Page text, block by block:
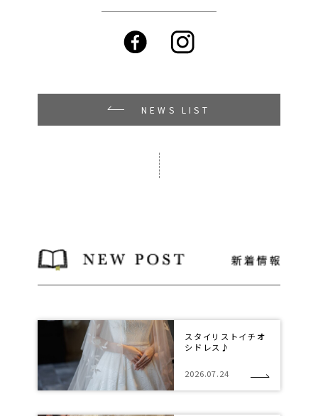
NEWS LIST
スタイリストイチオ
シドレス♪
2026.07.24